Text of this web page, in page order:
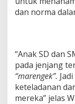
dan norma
“Anak SD dan
pada jenjang
“marengek”.
keteladanan
mereka” jelas